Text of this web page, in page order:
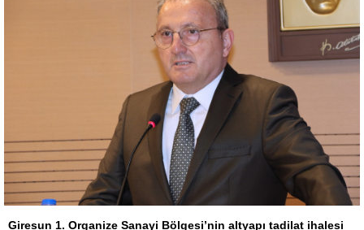
Giresun 1. Organize Sanayi Bölgesi’nin altyapı tadilat ihalesi